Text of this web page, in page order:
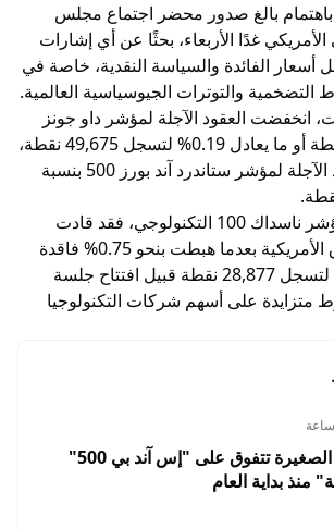
بالغ صدور محضر اجتماع مجلس
الأمريكي غدًا الأربعاء، بحثًا عن أي إشارات
أسعار الفائدة والسياسة النقدية، خاصة في
والتوترات الجيوسياسية العالمية.
انخفضت العقود الآجلة لمؤشر داو جونز
الصناعي بنحو 93 نقطة أو ما يعادل 0.19% لتسجل 49,675 نقطة،
بينما تراجعت العقود الآجلة لمؤشر ستاندرد آند بورز 500 بنسبة
أما العقود الآجلة لمؤشر ناسداك 100 التكنولوجي، فقد قادت
الخسائر في الأسواق الأمريكية بعدما هبطت بنحو 0.75% فاقدة
أكثر من 218 نقطة، لتسجل 28,877 نقطة قبيل افتتاح جلسة
متزايدة على أسهم شركات التكنولوجيا
الأسهم الأمريكية الصغيرة تتفوق على "إس آند بي 500"
منذ بداية العام